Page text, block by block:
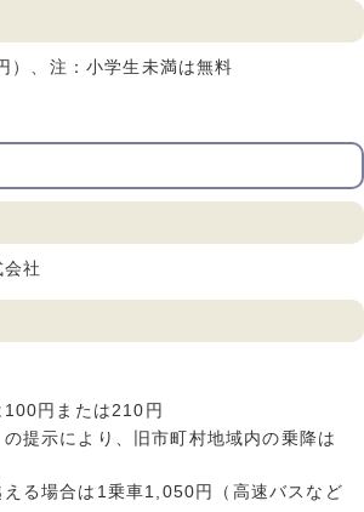
）、注：小学生未満は無料
社
円または210円
の提示により、旧市町村地域内の乗降は
える場合は1乗車1,050円（高速バスなど